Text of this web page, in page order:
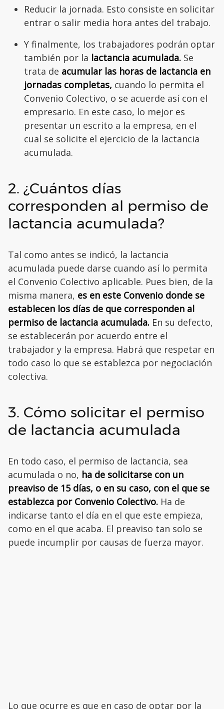
Reducir la jornada. Esto consiste en solicitar
entrar o salir media hora antes del trabajo.
Y finalmente, los trabajadores podrán optar
también por la lactancia acumulada. Se
trata de acumular las horas de lactancia en
jornadas completas, cuando lo permita el
Convenio Colectivo, o se acuerde así con el
empresario. En este caso, lo mejor es
presentar un escrito a la empresa, en el
cual se solicite el ejercicio de la lactancia
acumulada.
2. ¿Cuántos días
corresponden al permiso de
lactancia acumulada?
Tal como antes se indicó, la lactancia
acumulada puede darse cuando así lo permita
el Convenio Colectivo aplicable. Pues bien, de la
misma manera, es en este Convenio donde se
establecen los días de que corresponden al
permiso de lactancia acumulada. En su defecto,
se establecerán por acuerdo entre el
trabajador y la empresa. Habrá que respetar en
todo caso lo que se establezca por negociación
colectiva.
3. Cómo solicitar el permiso
de lactancia acumulada
En todo caso, el permiso de lactancia, sea
acumulada o no, ha de solicitarse con un
preaviso de 15 días, o en su caso, con el que se
establezca por Convenio Colectivo. Ha de
indicarse tanto el día en el que este empieza,
como en el que acaba. El preaviso tan solo se
puede incumplir por causas de fuerza mayor.
Lo que ocurre es que en caso de optar por la